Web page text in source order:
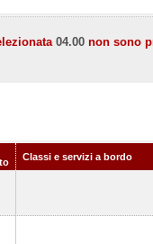
04.00 non sono
Classi e servizi a bordo